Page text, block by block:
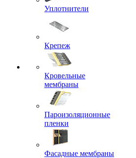
Уплотнители
Крепеж
Кровельные
мембраны
Пароизоляционные
пленки
Фасадные мембраны